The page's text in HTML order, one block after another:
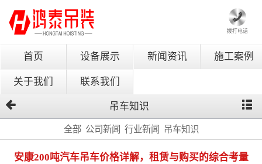
拨打电话
首页 设备展示 新闻资讯 施工案例
关于我们 联系我们
吊车知识
全部 公司新闻 行业新闻 吊车知识
安康200吨汽车吊车价格详解，租赁与购买的综合考量